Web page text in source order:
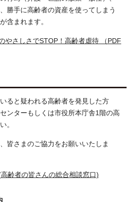
勝手に高齢者の資産を使ってしまう
含まれます。
やさしさでSTOP！高齢者虐待 （PDF
ると疑われる高齢者を発見した方
ンターもしくは市役所本庁舎1階の高
。
皆さまのご協力をお願いいたしま
齢者の皆さんの総合相談窓口)